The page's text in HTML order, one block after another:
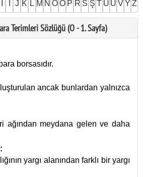
J K L M N O Ö P R S Ş T U Ü V Y Z
Terimleri Sözlüğü (O - 1. Sayfa)
borsasıdır.
ancak bunlardan yalnızca
ağından meydana gelen ve daha
:
yargı alanından farklı bir yargı